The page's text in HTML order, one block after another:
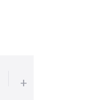
+